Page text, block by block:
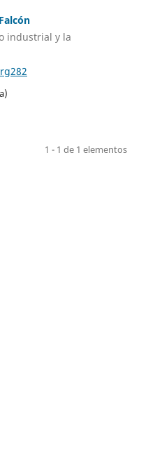
industrial y la
1 - 1 de 1 elementos